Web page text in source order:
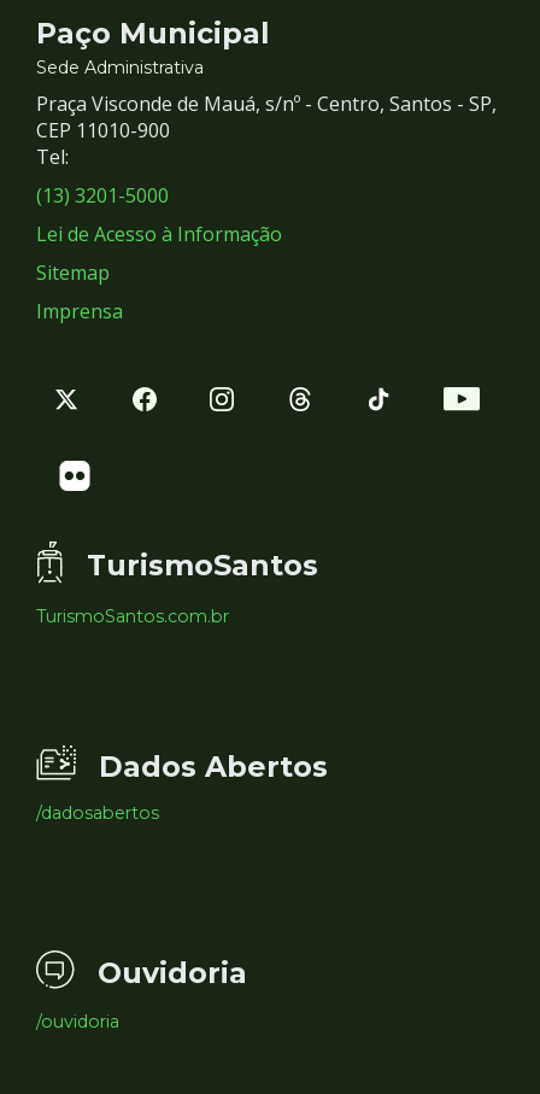
Contato
e
Redes
Sociais
Paço Municipal
Sede Administrativa
Praça Visconde de Mauá, s/nº - Centro, Santos - SP,
CEP 11010-900
Tel:
(13) 3201-5000
Lei de Acesso à Informação
Sitemap
Imprensa
TurismoSantos
TurismoSantos.com.br
Dados Abertos
/dadosabertos
Ouvidoria
/ouvidoria